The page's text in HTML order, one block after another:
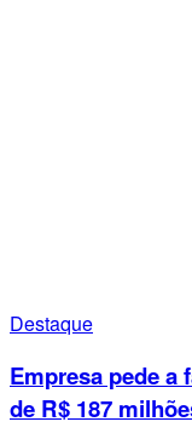
Destaque
Empresa pede a
de R$ 187